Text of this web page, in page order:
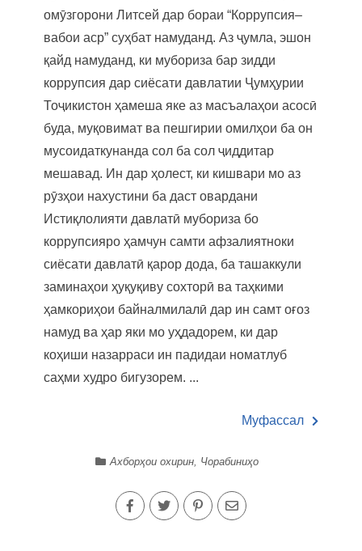
омӯзгорони Литсей дар бораи “Коррупсия–
вабои аср” суҳбат намуданд. Аз ҷумла, эшон
қайд намуданд, ки мубориза бар зидди
коррупсия дар сиёсати давлатии Ҷумҳурии
Тоҷикистон ҳамеша яке аз масъалаҳои асосӣ
буда, муқовимат ва пешгирии омилҳои ба он
мусоидаткунанда сол ба сол ҷиддитар
мешавад. Ин дар ҳолест, ки кишвари мо аз
рӯзҳои нахустини ба даст овардани
Истиқлолияти давлатӣ мубориза бо
коррупсияро ҳамчун самти афзалиятноки
сиёсати давлатӣ қарор дода, ба ташаккули
заминаҳои ҳуқуқиву сохторӣ ва таҳкими
ҳамкориҳои байналмилалӣ дар ин самт оғоз
намуд ва ҳар яки мо уҳдадорем, ки дар
коҳиши назарраси ин падидаи номатлуб
саҳми худро бигузорем. ...
Муфассал
Ахборҳои охирин, Чорабиниҳо